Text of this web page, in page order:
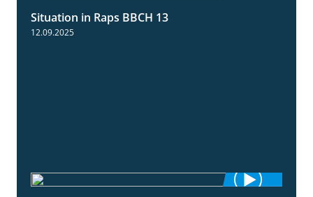
Situation in Raps BBCH 13
12.09.2025